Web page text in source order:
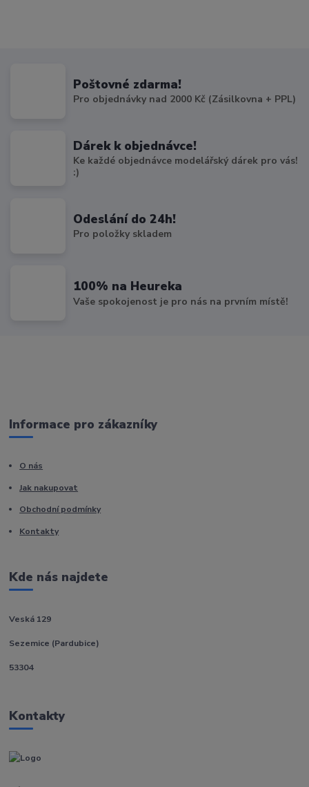
Poštovné zdarma!
Pro objednávky nad 2000 Kč (Zásilkovna + PPL)
Dárek k objednávce!
Ke každé objednávce modelářský dárek pro vás!
:)
Odeslání do 24h!
Pro položky skladem
100% na Heureka
Vaše spokojenost je pro nás na prvním místě!
Informace pro zákazníky
O nás
Jak nakupovat
Obchodní podmínky
Kontakty
Kde nás najdete
Veská 129
Sezemice (Pardubice)
53304
Kontakty